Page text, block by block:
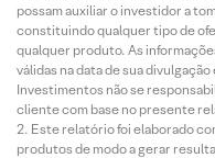
possam auxiliar o investidor a
constituindo qualquer tipo de
qualquer produto. As
válidas na data de sua
Investimentos não se
cliente com base no presente
Este relatório foi elaborado
produtos de modo a gerar